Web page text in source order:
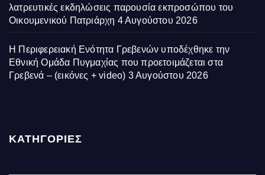
λατρευτικές εκδηλώσεις παρουσία εκπροσώπου του
Οικουμενικού Πατριάρχη 4 Αυγούστου 2026
Η Περιφερειακή Ενότητα Γρεβενών υποδέχθηκε την
Εθνική Ομάδα Πυγμαχίας που προετοιμάζεται στα
Γρεβενά – (εικόνες + video) 3 Αυγούστου 2026
ΚΑΤΗΓΟΡΙΕΣ